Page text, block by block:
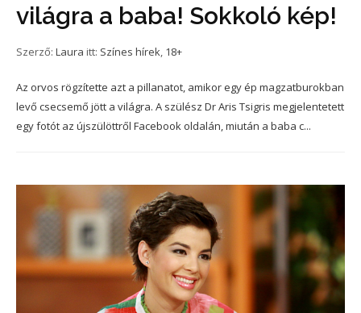
világra a baba! Sokkoló kép!
Szerző: Laura itt: Színes hírek, 18+
Az orvos rögzítette azt a pillanatot, amikor egy ép magzatburokban
levő csecsemő jött a világra. A szülész Dr Aris Tsigris megjelentetett
egy fotót az újszülöttről Facebook oldalán, miután a baba c...